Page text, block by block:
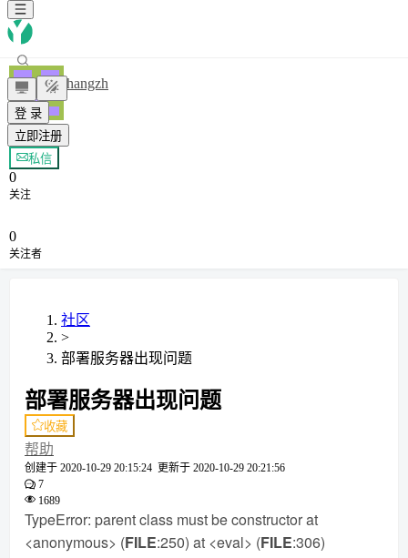
登 录
立即注册
zhangzh
+ 关注
私信
0
关注
0
关注者
社区
>
部署服务器出现问题
部署服务器出现问题
收藏
帮助
创建于 2020-10-29 20:15:24 更新于 2020-10-29 20:21:56
7
1689
TypeError: parent class must be constructor at
<anonymous> (FILE:250) at <eval> (FILE:306)